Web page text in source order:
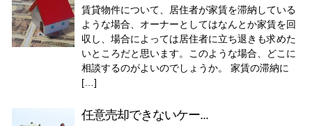
賃貸物件について、居住者が家賃を滞納している
ような場合、オーナーとしてはなんとか家賃を回
収し、場合によっては居住者に立ち退きも求めた
いところだと思います。このような場合、どこに
相談するのがよいのでしょうか。 家賃の滞納に
[…]
任意売却できないケー...